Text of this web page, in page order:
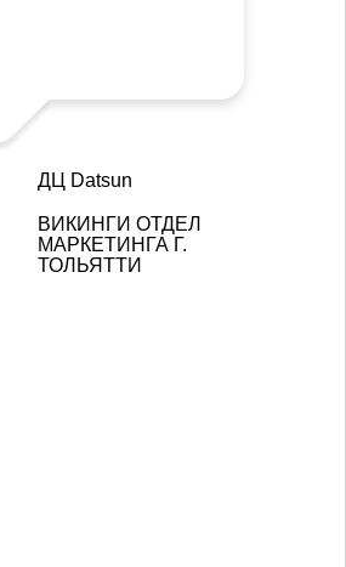
ДЦ Datsun
ВИКИНГИ ОТДЕЛ
МАРКЕТИНГА Г.
ТОЛЬЯТТИ